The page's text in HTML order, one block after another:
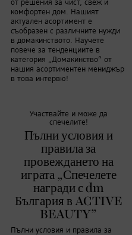
от решения за чист, свеж и
комфортен дом. Нашият
актуален асортимент е
съобразен с различните нужди
в домакинството. Научете
повече за тенденциите в
категория „Домакинство“ от
нашия асортиментен мениджър
в това интервю!
Участвайте и може да
спечелите!
Пълни условия и
правила за
провеждането на
играта „Спечелете
награди с dm
България в ACTIVE
BEAUTY”
Пълни условия и правила за